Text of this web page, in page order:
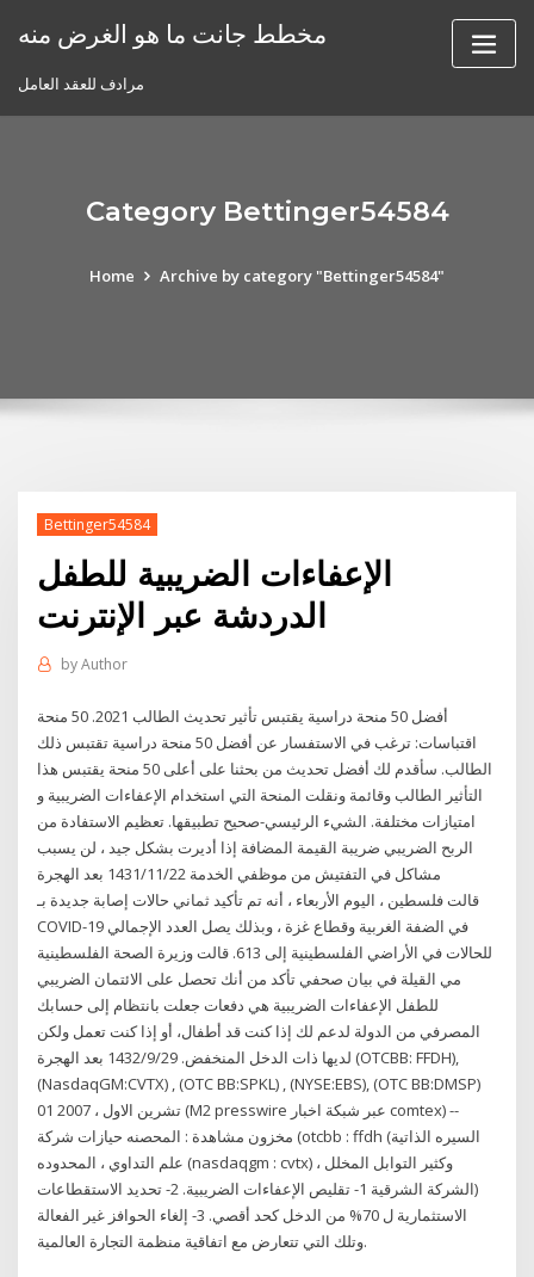
مخطط جانت ما هو الغرض منه
مرادف للعقد العامل
Category Bettinger54584
Home Archive by category "Bettinger54584"
Bettinger54584
الإعفاءات الضريبية للطفل
الدردشة عبر الإنترنت
byAuthor
أفضل 50 منحة دراسية يقتبس تأثير تحديث الطالب 2021. 50 منحة
اقتباسات: ترغب في الاستفسار عن أفضل 50 منحة دراسية تقتبس ذلك
الطالب. سأقدم لك أفضل تحديث من بحثنا على أعلى 50 منحة يقتبس هذا
التأثير الطالب وقائمة ونقلت المنحة التي استخدام الإعفاءات الضريبية و
امتيازات مختلفة. الشيء الرئيسي-صحيح تطبيقها. تعظيم الاستفادة من
الربح الضريبي ضريبة القيمة المضافة إذا أديرت بشكل جيد ، لن يسبب
مشاكل في التفتيش من موظفي الخدمة 22‏‏/11‏‏/1431 بعد الهجرة
قالت فلسطين ، اليوم الأربعاء ، أنه تم تأكيد ثماني حالات إصابة جديدة بـ
COVID-19 في الضفة الغربية وقطاع غزة ، وبذلك يصل العدد الإجمالي
للحالات في الأراضي الفلسطينية إلى 613. قالت وزيرة الصحة الفلسطينية
مي القيلة في بيان صحفي تأكد من أنك تحصل على الائتمان الضريبي
للطفل الإعفاءات الضريبية هي دفعات جعلت بانتظام إلى حسابك
المصرفي من الدولة لدعم لك إذا كنت قد أطفال، أو إذا كنت تعمل ولكن
لديها ذات الدخل المنخفض. 29‏‏/9‏‏/1432 بعد الهجرة (OTCBB: FFDH),
(NasdaqGM:CVTX) , (OTC BB:SPKL) , (NYSE:EBS), (OTC BB:DMSP)
01 تشرين الاول ، 2007 (M2 presswire عبر شبكة اخبار comtex) --
مخزون مشاهدة : المحصنه حيازات شركة (otcbb : ffdh (السيره الذاتية
علم التداوي ، المحدوده (nasdaqgm : cvtx) ، وكثير التوابل المخلل
(الشركة الشرقية 1- تقليص الإعفاءات الضريبية. 2- تحديد الاستقطاعات
الاستثمارية ل 70% من الدخل كحد أقصي. 3- إلغاء الحوافز غير الفعالة
وتلك التي تتعارض مع اتفاقية منظمة التجارة العالمية.